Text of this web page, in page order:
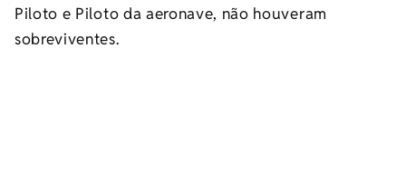
Piloto e Piloto da aeronave, não houveram
sobreviventes.